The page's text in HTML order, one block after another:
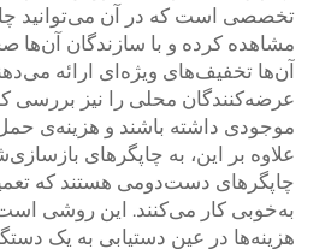
تخصصی است که در آن می‌توانید
مشاهده کرده و با سازندگان آن‌ها
آن‌ها تخفیف‌های ویژه‌ای ارائه
عرضه‌کنندگان محلی را نیز بررسی
موجودی داشته باشند و هزینه‌ی
علاوه بر این، به چاپگرهای
چاپگرهای دست‌دومی هستند که
به‌خوبی کار می‌کنند. این روشی
هزینه‌ها در عین دستیابی به یک